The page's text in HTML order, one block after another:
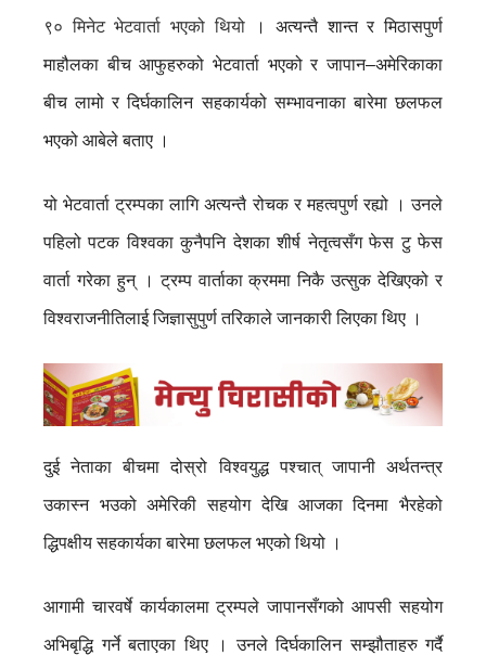
९० मिनेट भेटवार्ता भएको थियो। अत्यन्तै शान्त र मिठासपुर्ण
माहौलका बीच आफुहरुको भेटवार्ता भएको र जापान–अमेरिकाका
बीच लामो र दिर्घकालिन सहकार्यको सम्भावनाका बारेमा छलफल
भएको आबेले बताए ।
यो भेटवार्ता ट्रम्पका लागि अत्यन्तै रोचक र महत्वपुर्ण रह्यो । उनले
पहिलो पटक विश्वका कुनैपनि देशका शीर्ष नेतृत्वसँग फेस टु फेस
वार्ता गरेका हुन् । ट्रम्प वार्ताका क्रममा निकै उत्सुक देखिएको र
विश्वराजनीतिलाई जिज्ञासुपुर्ण तरिकाले जानकारी लिएका थिए ।
दुई नेताका बीचमा दोस्रो विश्वयुद्ध पश्चात् जापानी अर्थतन्त्र
उकास्न भउको अमेरिकी सहयोग देखि आजका दिनमा भैरहेको
द्धिपक्षीय सहकार्यका बारेमा छलफल भएको थियो ।
आगामी चारवर्षे कार्यकालमा ट्रम्पले जापानसँगको आपसी सहयोग
अभिबृद्धि गर्ने बताएका थिए । उनले दिर्घकालिन सम्झौताहरु गर्दै